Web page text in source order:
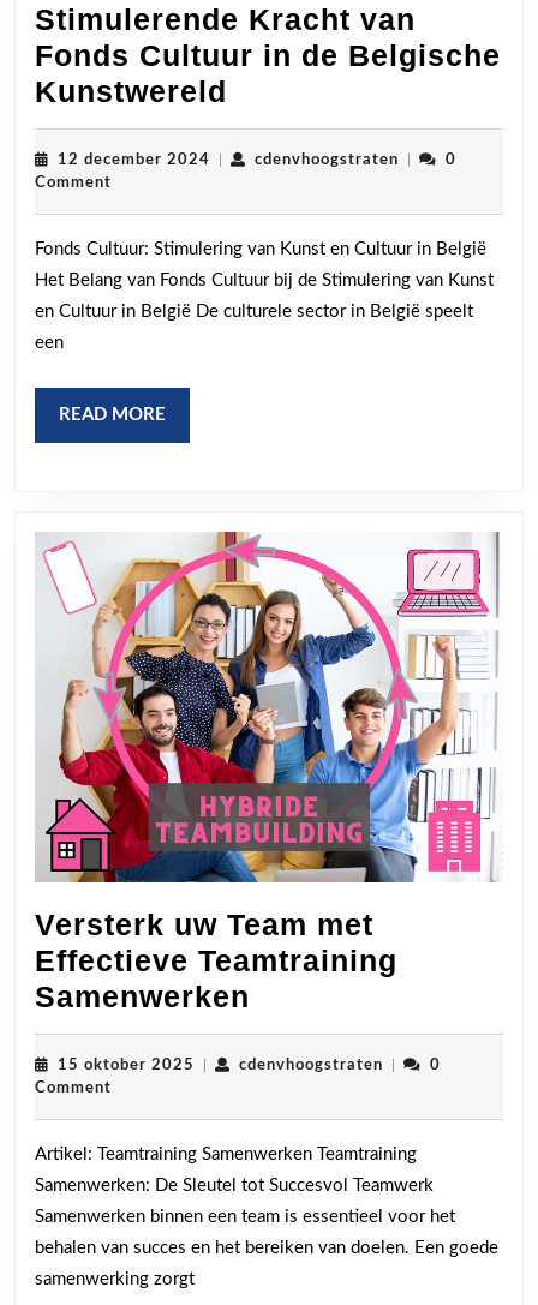
Stimulerende Kracht van
Fonds Cultuur in de Belgische
Kunstwereld
Kracht
van
Cultuur
in
de
12 december 2024 12
cdenvhoogstraten
0
Comment
Fonds Cultuur: Stimulering van Kunst en Cultuur in België
Het Belang van Fonds Cultuur bij de Stimulering van Kunst
en Cultuur in België De culturele sector in België speelt
een
READ MORE
MORE
Versterk uw Team met
Effectieve Teamtraining
Samenwerken
uw
Team
Effectieve
Teamtraining
Samenwerken
15 oktober 2025 cdenvhoogstratencdenvhoogstraten
0
Comment
Artikel: Teamtraining Samenwerken Teamtraining
Samenwerken: De Sleutel tot Succesvol Teamwerk
Samenwerken binnen een team is essentieel voor het
behalen van succes en het bereiken van doelen. Een goede
samenwerking zorgt